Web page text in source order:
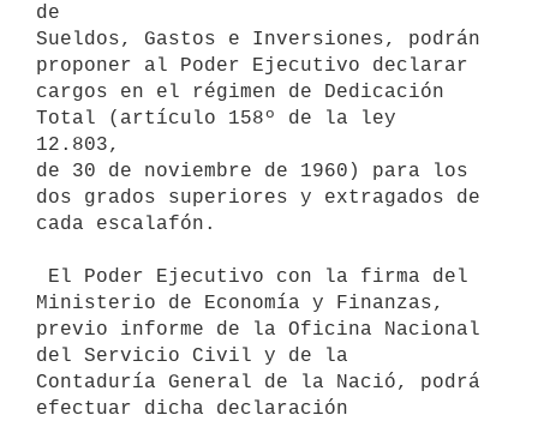
de
Sueldos, Gastos e Inversiones, podrán
proponer al Poder Ejecutivo declarar
cargos en el régimen de Dedicación
Total (artículo 158º de la ley
12.803,
de 30 de noviembre de 1960) para los
dos grados superiores y extragados de
cada escalafón.
Ministerio de Economía y Finanzas,
previo informe de la Oficina Nacional
del Servicio Civil y de la
Contaduría General de la Nació, podrá
efectuar dicha declaración